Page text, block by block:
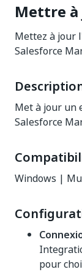
Mettre
Mettez à jour
Salesforce
Met à jour un
Salesforce
Windows |
pour